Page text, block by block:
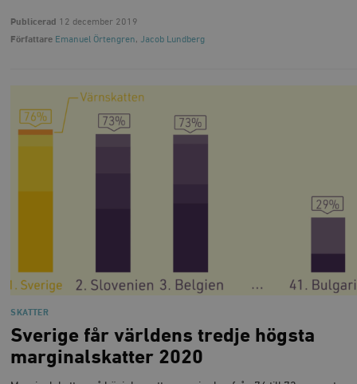
Publicerad 12 december 2019
Författare Emanuel Örtengren, Jacob Lundberg
SKATTER
Sverige får världens tredje högsta
marginalskatter 2020